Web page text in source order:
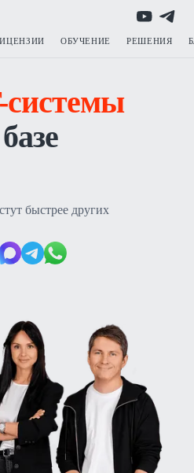
ОБУЧЕНИЕ РЕШЕНИЯ
быстрее других